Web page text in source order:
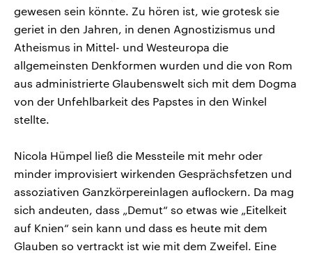
gewesen sein könnte. Zu hören ist, wie grotesk sie
geriet in den Jahren, in denen Agnostizismus und
Atheismus in Mittel- und Westeuropa die
allgemeinsten Denkformen wurden und die von Rom
aus administrierte Glaubenswelt sich mit dem Dogma
von der Unfehlbarkeit des Papstes in den Winkel
stellte.
Nicola Hümpel ließ die Messteile mit mehr oder
minder improvisiert wirkenden Gesprächsfetzen und
assoziativen Ganzkörpereinlagen auflockern. Da mag
sich andeuten, dass „Demut“ so etwas wie „Eitelkeit
auf Knien“ sein kann und dass es heute mit dem
Glauben so vertrackt ist wie mit dem Zweifel. Eine